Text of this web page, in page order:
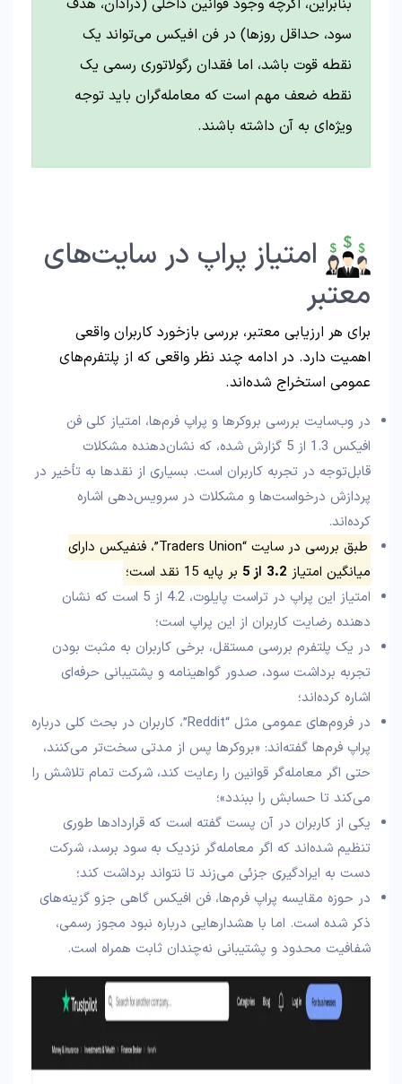
بنابراین، اگرچه وجود قوانین داخلی (درادان، هدف
سود، حداقل روزها) در فن افیکس می‌تواند یک
نقطه قوت باشد، اما فقدان رگولاتوری رسمی یک
نقطه ضعف مهم است که معامله‌گران باید توجه
ویژه‌ای به آن داشته باشند.
امتیاز پراپ در سایت‌های
معتبر
برای هر ارزیابی معتبر، بررسی بازخورد کاربران واقعی
اهمیت دارد. در ادامه چند نظر واقعی که از پلتفرم‌های
عمومی استخراج شده‌اند.
در وب‌سایت بررسی بروکرها و پراپ فرم‌ها، امتیاز کلی فن
افیکس 1.3 از 5 گزارش شده، که نشان‌دهنده مشکلات
قابل‌توجه در تجربه کاربران است. بسیاری از نقدها به تأخیر در
پردازش درخواست‌ها و مشکلات در سرویس‌دهی اشاره
کرده‌اند.
طبق بررسی در سایت “Traders Union”، فنفیکس دارای
میانگین امتیاز 3.2 از5 بر پایه 15 نقد است؛
امتیاز این پراپ در تراست پایلوت، 4.2 از 5 است که نشان
دهنده رضایت کاربران از این پراپ است؛
در یک پلتفرم بررسی مستقل، برخی کاربران به مثبت بودن
تجربه برداشت سود، صدور گواهینامه و پشتیبانی حرفه‌ای
اشاره کرده‌اند؛
در فروم‌های عمومی مثل “Reddit”، کاربران در بحث کلی درباره
پراپ فرم‌ها گفته‌اند: «بروکرها پس از مدتی سخت‌تر می‌کنند،
حتی اگر معامله‌گر قوانین را رعایت کند، شرکت تمام تلاشش را
می‌کند تا حسابش را ببندد»؛
یکی از کاربران در آن پست گفته است که قراردادها طوری
تنظیم شده‌اند که اگر معامله‌گر نزدیک به سود برسد، شرکت
دست به ایرادگیری جزئی می‌زند تا نتواند برداشت کند؛
در حوزه مقایسه پراپ فرم‌ها، فن افیکس گاهی جزو گزینه‌های
ذکر شده است. اما با هشدارهایی درباره نبود مجوز رسمی،
شفافیت محدود و پشتیبانی نه‌چندان ثابت همراه است.